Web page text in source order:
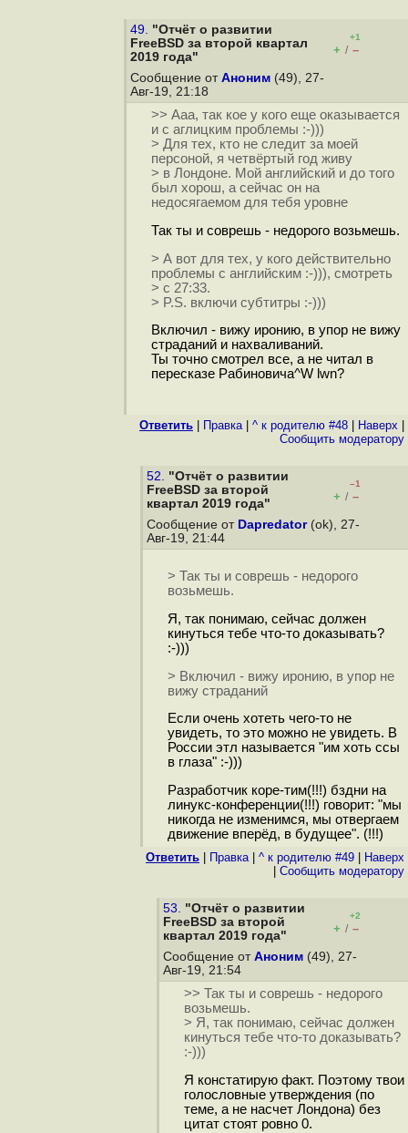
49. "Отчёт о развитии
FreeBSD за второй квартал
2019 года"
+1
+ / –
Сообщение от Аноним (49), 27-
Авг-19, 21:18
>> Ааа, так кое у кого еще оказывается
и с аглицким проблемы :-)))
> Для тех, кто не следит за моей
персоной, я четвёртый год живу
> в Лондоне. Мой английский и до того
был хорош, а сейчас он на
недосягаемом для тебя уровне
Так ты и соврешь - недорого возьмешь.
> А вот для тех, у кого действительно
проблемы с английским :-))), смотреть
> с 27:33.
> P.S. включи субтитры :-)))
Включил - вижу иронию, в упор не вижу
страданий и нахваливаний.
Ты точно смотрел все, а не читал в
пересказе Рабиновича^W lwn?
Ответить Правка| ^ к родителю #48 Наверх
Cообщить модератору
52. "Отчёт о развитии
FreeBSD за второй
квартал 2019 года"
–1
+ / –
Сообщение от Dapredator(ok), 27-
Авг-19, 21:44
> Так ты и соврешь - недорого
возьмешь.
Я, так понимаю, сейчас должен
кинуться тебе что-то доказывать?
:-)))
> Включил - вижу иронию, в упор не
вижу страданий
Если очень хотеть чего-то не
увидеть, то это можно не увидеть. В
России этл называется "им хоть ссы
в глаза" :-)))
Разработчик коре-тим(!!!) бздни на
линукс-конференции(!!!) говорит: "мы
никогда не изменимся, мы отвергаем
движение вперёд, в будущее". (!!!)
Ответить Правка| ^ к родителю #49
Наверх
Cообщить модератору
53. "Отчёт о развитии
FreeBSD за второй
квартал 2019 года"
+2
+ / –
Сообщение от Аноним (49), 27-
Авг-19, 21:54
>> Так ты и соврешь - недорого
возьмешь.
> Я, так понимаю, сейчас должен
кинуться тебе что-то доказывать?
:-)))
Я констатирую факт. Поэтому твои
голословные утверждения (по
теме, а не насчет Лондона) без
цитат стоят ровно 0.